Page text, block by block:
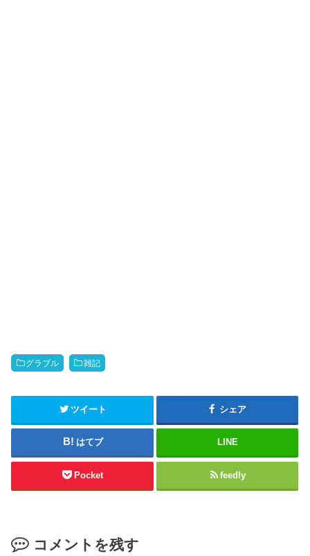
グラブル 雑記
ツイート シェア
はてブ LINE
Pocket feedly
コメントを残す